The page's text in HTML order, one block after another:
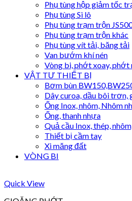
Phụ tùng hộp giảm tốc
Phụ tùng Si lô
Phụ tùng trạm trộn
Phụ tùng trạm trộn khác
Phụ tùng vít tải, băng tải
Van bướm khí nén
Vòng bi, phớt xoay, phớt
VẬT TƯ THIẾT BỊ
Bơm bùn
Dây curoa, dầu bôi trơn,
Ống Inox, nhôm, Nhôm
Ống, thanh nhựa
Quả cầu Inox, thép,
Thiết bị cầm tay
Xi măng đất
VÒNG BI
Quick View